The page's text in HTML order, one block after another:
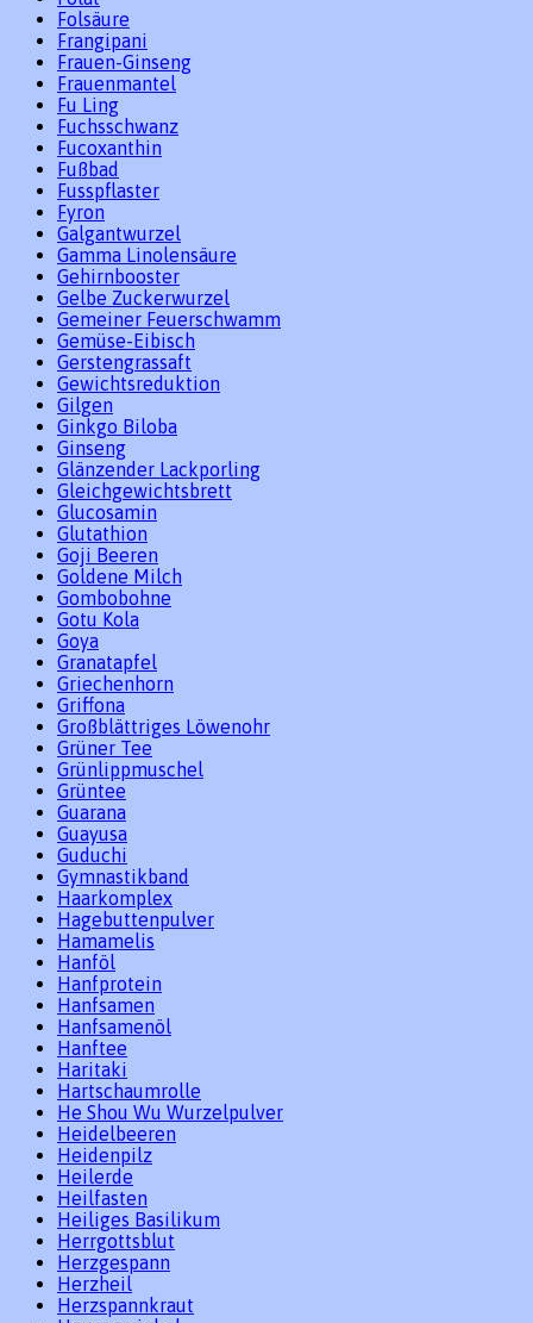
Folsäure
Frangipani
Frauen-Ginseng
Frauenmantel
Fu Ling
Fuchsschwanz
Fucoxanthin
Fußbad
Fusspflaster
Fyron
Galgantwurzel
Gamma Linolensäure
Gehirnbooster
Gelbe Zuckerwurzel
Gemeiner Feuerschwamm
Gemüse-Eibisch
Gerstengrassaft
Gewichtsreduktion
Gilgen
Ginkgo Biloba
Ginseng
Glänzender Lackporling
Gleichgewichtsbrett
Glucosamin
Glutathion
Goji Beeren
Goldene Milch
Gombobohne
Gotu Kola
Goya
Granatapfel
Griechenhorn
Griffona
Großblättriges Löwenohr
Grüner Tee
Grünlippmuschel
Grüntee
Guarana
Guayusa
Guduchi
Gymnastikband
Haarkomplex
Hagebuttenpulver
Hamamelis
Hanföl
Hanfprotein
Hanfsamen
Hanfsamenöl
Hanftee
Haritaki
Hartschaumrolle
He Shou Wu Wurzelpulver
Heidelbeeren
Heidenpilz
Heilerde
Heilfasten
Heiliges Basilikum
Herrgottsblut
Herzgespann
Herzheil
Herzspannkraut